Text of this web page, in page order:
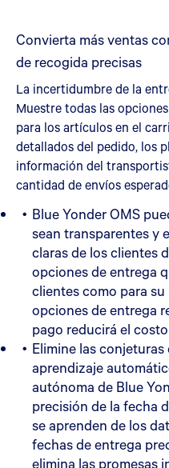
Convierta más ventas
de recogida precisas
La incertidumbre de la
Muestre todas las
para los artículos en el
detallados del pedido, los
información del
cantidad de envíos
Blue Yonder OMS
sean transparentes y
claras de los clientes
opciones de entrega
clientes como para
opciones de entrega
pago reducirá el
Elimine las
aprendizaje
autónoma de Blue
precisión de la fecha
se aprenden de los
fechas de entrega
elimina las promesas